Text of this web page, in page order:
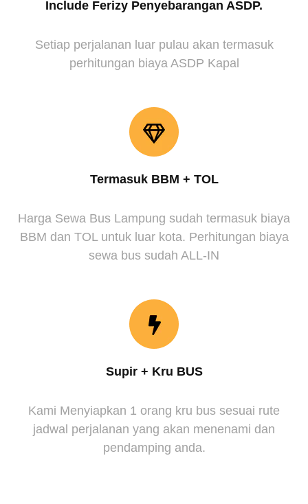
Include Ferizy Penyebarangan ASDP.
Setiap perjalanan luar pulau akan termasuk
perhitungan biaya ASDP Kapal
Termasuk BBM + TOL
Harga Sewa Bus Lampung sudah termasuk biaya
BBM dan TOL untuk luar kota. Perhitungan biaya
sewa bus sudah ALL-IN
Supir + Kru BUS
Kami Menyiapkan 1 orang kru bus sesuai rute
jadwal perjalanan yang akan menenami dan
pendamping anda.